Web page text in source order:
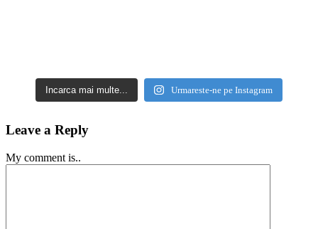
Incarca mai multe... Urmareste-ne pe Instagram
Leave a Reply
My comment is..